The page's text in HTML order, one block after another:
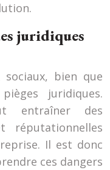
juridiques
bien que
juridiques.
entraîner des
réputationnelles
Il est donc
ces dangers